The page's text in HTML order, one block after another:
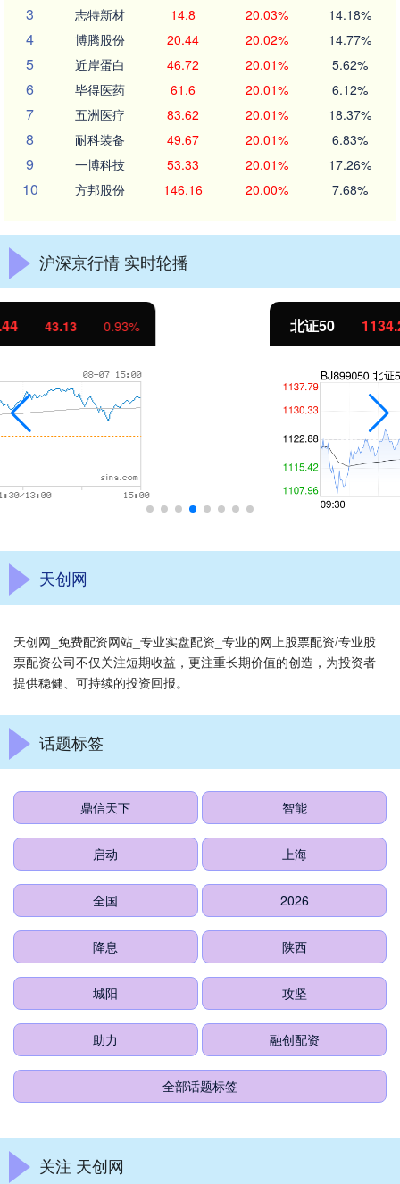
3 志特新材 14.8 20.03% 14.18%
4 博腾股份 20.44 20.02% 14.77%
5 近岸蛋白 46.72 20.01% 5.62%
6 毕得医药 61.6 20.01% 6.12%
7 五洲医疗 83.62 20.01% 18.37%
8 耐科装备 49.67 20.01% 6.83%
9 一博科技 53.33 20.01% 17.26%
10 方邦股份 146.16 20.00% 7.68%
沪深京行情 实时轮播
北证50 1.01%
天创网
天创网_免费配资网站_专业实盘配资_专业的网上股票配资/专业股
票配资公司不仅关注短期收益，更注重长期价值的创造，为投资者
提供稳健、可持续的投资回报。
话题标签
鼎信天下 智能
启动 上海
全国 2026
降息 陕西
城阳 攻坚
助力 融创配资
全部话题标签
关注 天创网